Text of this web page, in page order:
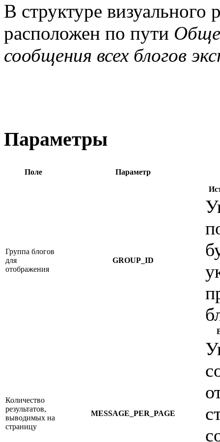
В структуре визуального
расположен по пути
сообщения всех блогов
Параметры
Поле Параметр
Группа блогов
для
отображения
GROUP_ID
Количество
результатов,
выводимых на
страницу
MESSAGE_PER_PAGE